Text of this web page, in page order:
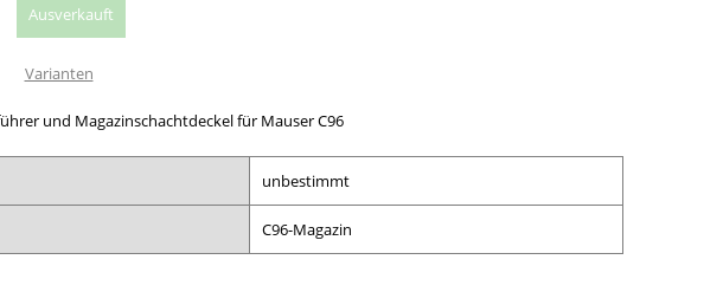
Varianten
und Magazinschachtdeckel für Mauser C96
unbestimmt
C96-Magazin